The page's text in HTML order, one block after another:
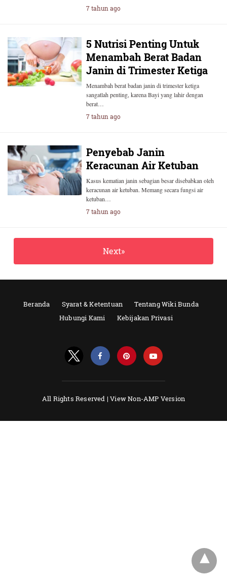
7 tahun ago
5 Nutrisi Penting Untuk
Menambah Berat Badan
Janin di Trimester Ketiga
Menambah berat badan janin di trimester ketiga
sangatlah penting, karena Bayi yang lahir dengan
berat…
7 tahun ago
Penyebab Janin
Keracunan Air Ketuban
Kasus kematian janin sebagian besar disebabkan oleh
keracunan air ketuban. Memang secara fungsi air
ketuban…
7 tahun ago
Next»
Beranda Syarat & Ketentuan
Tentang Wiki Bunda
Hubungi Kami
Kebijakan Privasi
All Rights Reserved |View Non-AMP Version